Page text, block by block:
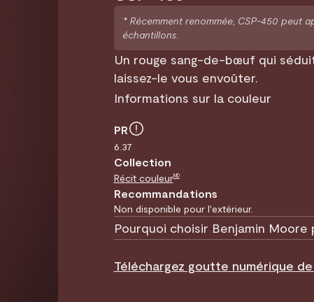
* Récemment renommée, CSP-450 peut
échantillons.
Un rouge sang-de-bœuf qui
laissez-le vous envoûter.
Informations sur la couleur
PR
6.37
Collection
Récit couleurMD
Recommandations
Non disponible pour l'extérieur.
Pourquoi choisir Benjamin Moore
Téléchargez goutte numérique